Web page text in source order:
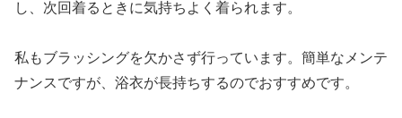
し、次回着るときに気持ちよく着られます。
私もブラッシングを欠かさず行っています。簡単なメンテ
ナンスですが、浴衣が長持ちするのでおすすめです。